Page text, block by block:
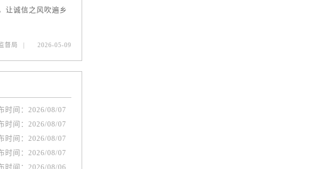
让诚信之风吹遍乡
督局 2026-05-09
时间： 2026/08/07
时间： 2026/08/07
时间： 2026/08/07
时间： 2026/08/07
时间： 2026/08/06